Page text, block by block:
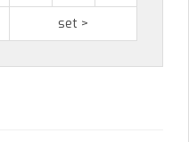
set >